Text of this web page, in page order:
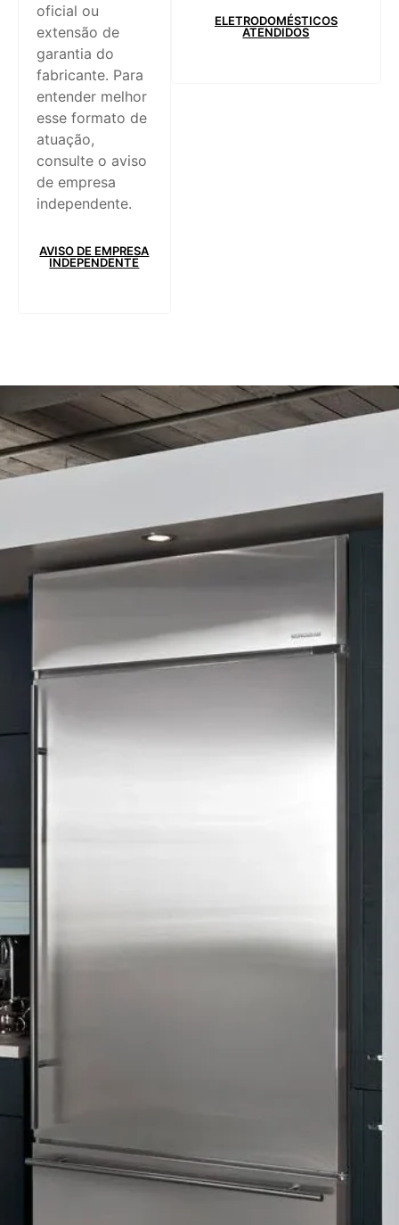
oficial ou
extensão de
garantia do
fabricante. Para
entender melhor
esse formato de
atuação,
consulte o aviso
de empresa
independente.
AVISO DE EMPRESA
INDEPENDENTE
ELETRODOMÉSTICOS
ATENDIDOS